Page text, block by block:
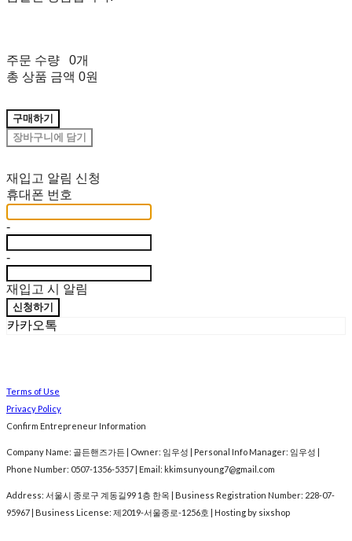
주문 수량
0개
총 상품 금액 0원
구매하기
장바구니에 담기
재입고 알림 신청
휴대폰 번호
-
-
재입고 시 알림
신청하기
카카오톡
Terms of Use
Privacy Policy
Confirm Entrepreneur Information
Company Name: 골든핸즈가든 | Owner: 임우성 | Personal Info Manager: 임우성 |
Phone Number: 0507-1356-5357 | Email: kkimsunyoung7@gmail.com
Address: 서울시 종로구 계동길99 1층 한옥 | Business Registration Number: 228-07-
95967 | Business License: 제2019-서울종로-1256호 | Hosting by sixshop